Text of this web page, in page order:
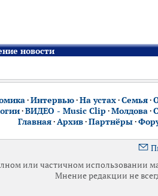
новости
·Интервью·На устах·Семья·
·ВИДЕО - Music Clip ·Молдова·
Главная·Архив·Партнёры·
или частичном использовании
Мнение редакции не